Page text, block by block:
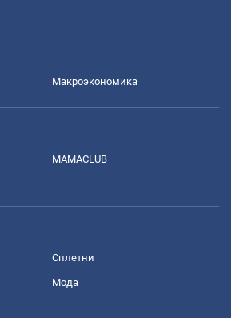
Mакроэкономика
MAMACLUB
Сплетни
Мода